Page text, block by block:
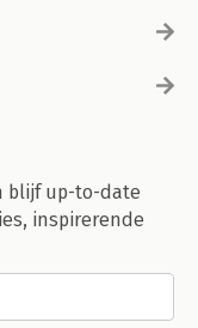
blijf up-to-date
inspirerende